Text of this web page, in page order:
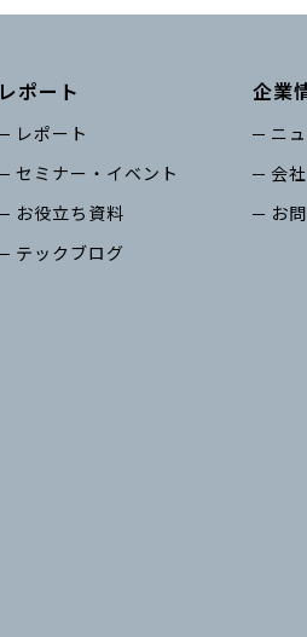
レポート
レポート
セミナー・イベント
お役立ち資料
テックブログ
企業
ニ
会
お